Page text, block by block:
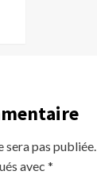
sera pas publiée.
avec *